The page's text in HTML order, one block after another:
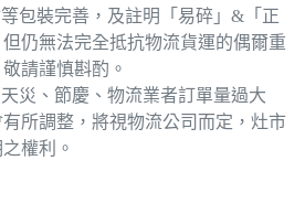
包裝完善，及註明「易碎」&「正
仍無法完全抵抗物流貨運的偶爾重
請謹慎斟酌。
災、節慶、物流業者訂單量過大
所調整，將視物流公司而定，灶市
權利。